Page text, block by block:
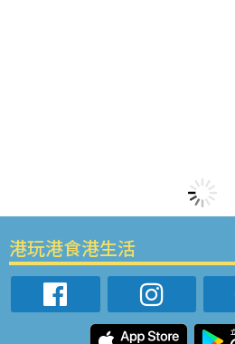
港玩港食港生活